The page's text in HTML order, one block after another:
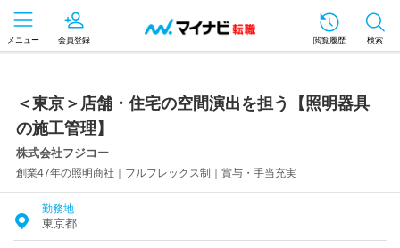
メニュー 会員登録 閲覧履歴 検索
＜東京＞店舗・住宅の空間演出を担う【照明器具
の施工管理】
株式会社フジコー
創業47年の照明商社｜フルフレックス制｜賞与・手当充実
勤務地
東京都